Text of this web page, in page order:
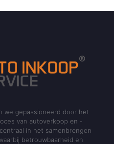
we gepassioneerd door het
van autoverkoop en -
in het samenbrengen
betrouwbaarheid en